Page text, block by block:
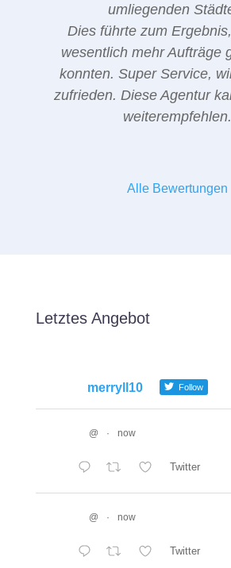
umliegenden
Dies führte zum
wesentlich mehr Aufträge
konnten. Super Service,
zufrieden. Diese Agentur
weiterempfehlen.
Alle Bewertungen
Letztes Angebot
merryll10 Follow
@ · now
Twitter
@ · now
Twitter